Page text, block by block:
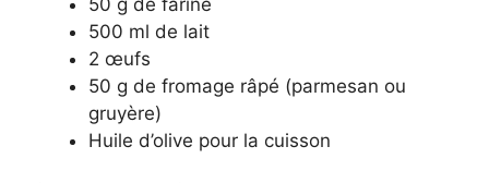
500 ml de lait
2 œufs
50 g de fromage râpé (parmesan ou
gruyère)
Huile d’olive pour la cuisson